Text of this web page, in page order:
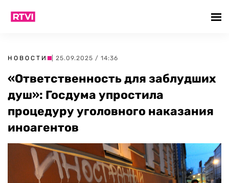
НОВОСТИ | 25.09.2025 / 14:36
«Ответственность для заблудших
душ»: Госдума упростила
процедуру уголовного наказания
иноагентов